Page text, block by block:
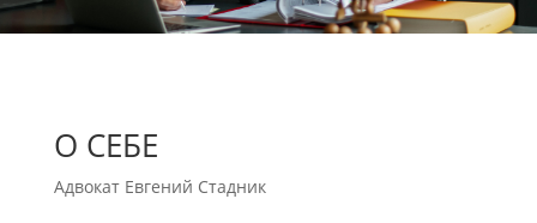
О СЕБЕ
Адвокат Евгений Стадник